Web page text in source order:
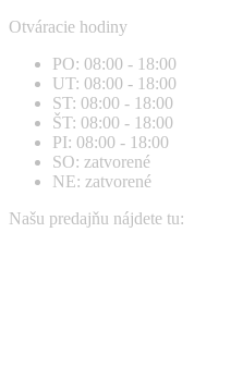
Facebook
opens
new
window
Instagram
opens
new
window
Otváracie hodiny
PO: 08:00 - 18:00
UT: 08:00 - 18:00
ST: 08:00 - 18:00
ŠT: 08:00 - 18:00
PI: 08:00 - 18:00
SO: zatvorené
NE: zatvorené
Našu predajňu nájdete tu: